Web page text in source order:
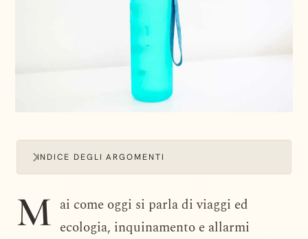
INDICE DEGLI ARGOMENTI
M ai come oggi si parla di viaggi ed
ecologia, inquinamento e allarmi